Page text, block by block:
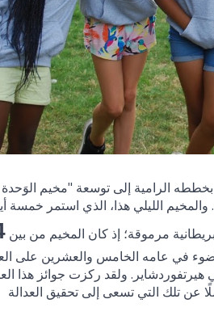
بخططه الرامية إلى توسعة "مخيم الوَحدة
الليلي هذا، الذي استمر خمسة
مرموقة؛ إذ كان المخيم من بين
في عامه الخامس والعشرين على
ولقد ركزت جوائز هذا
عن تلك التي تسعى إلى تحقيق العدالة